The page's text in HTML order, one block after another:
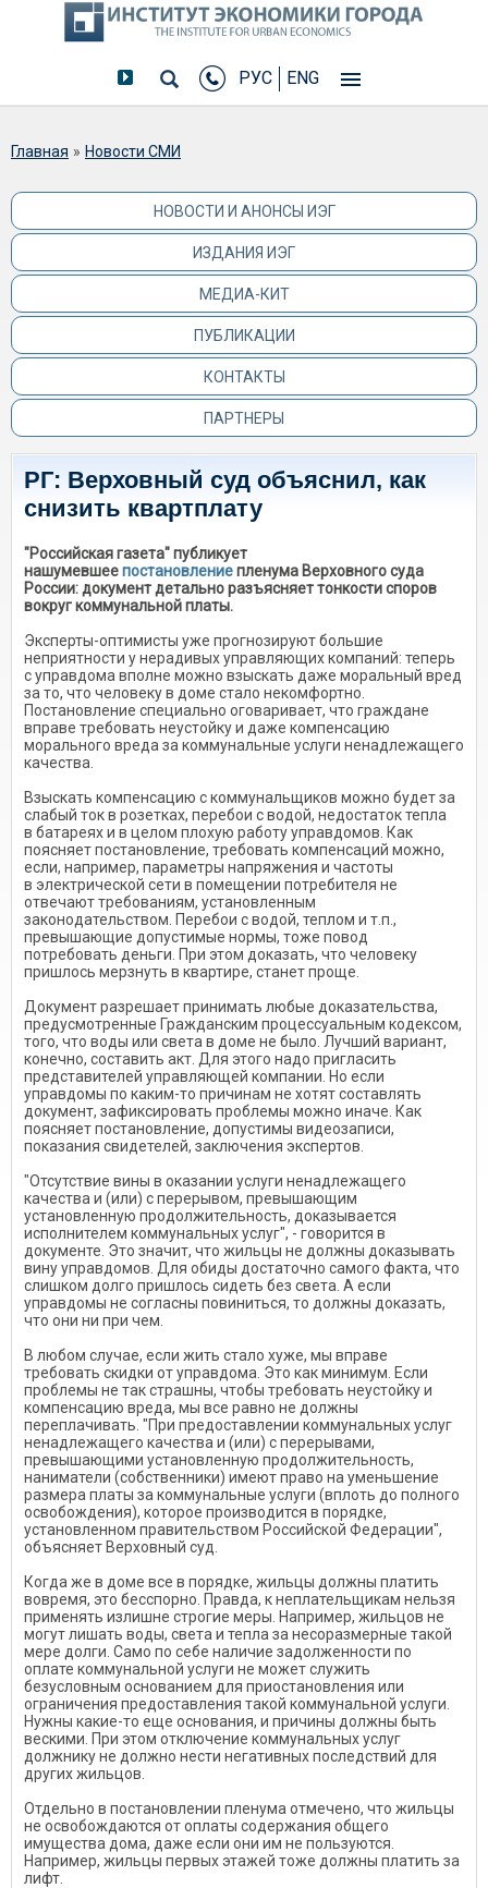
РУС ENG
Вы здесь
Главная » Новости СМИ
НОВОСТИ И АНОНСЫ ИЭГ
ИЗДАНИЯ ИЭГ
МЕДИА-КИТ
ПУБЛИКАЦИИ
КОНТАКТЫ
ПАРТНЕРЫ
РГ: Верховный суд объяснил, как
снизить квартплату
"Российская газета" публикует
нашумевшеепостановлениепленума Верховного суда
России: документ детально разъясняет тонкости споров
вокруг коммунальной платы.
Эксперты-оптимисты уже прогнозируют большие
неприятности у нерадивых управляющих компаний: теперь
с управдома вполне можно взыскать даже моральный вред
за то, что человеку в доме стало некомфортно.
Постановление специально оговаривает, что граждане
вправе требовать неустойку и даже компенсацию
морального вреда за коммунальные услуги ненадлежащего
качества.
Взыскать компенсацию с коммунальщиков можно будет за
слабый ток в розетках, перебои с водой, недостаток тепла
в батареях и в целом плохую работу управдомов. Как
поясняет постановление, требовать компенсаций можно,
если, например, параметры напряжения и частоты
в электрической сети в помещении потребителя не
отвечают требованиям, установленным
законодательством. Перебои с водой, теплом и т.п.,
превышающие допустимые нормы, тоже повод
потребовать деньги. При этом доказать, что человеку
пришлось мерзнуть в квартире, станет проще.
Документ разрешает принимать любые доказательства,
предусмотренные Гражданским процессуальным кодексом,
того, что воды или света в доме не было. Лучший вариант,
конечно, составить акт. Для этого надо пригласить
представителей управляющей компании. Но если
управдомы по каким-то причинам не хотят составлять
документ, зафиксировать проблемы можно иначе. Как
поясняет постановление, допустимы видеозаписи,
показания свидетелей, заключения экспертов.
"Отсутствие вины в оказании услуги ненадлежащего
качества и (или) с перерывом, превышающим
установленную продолжительность, доказывается
исполнителем коммунальных услуг", - говорится в
документе. Это значит, что жильцы не должны доказывать
вину управдомов. Для обиды достаточно самого факта, что
слишком долго пришлось сидеть без света. А если
управдомы не согласны повиниться, то должны доказать,
что они ни при чем.
В любом случае, если жить стало хуже, мы вправе
требовать скидки от управдома. Это как минимум. Если
проблемы не так страшны, чтобы требовать неустойку и
компенсацию вреда, мы все равно не должны
переплачивать. "При предоставлении коммунальных услуг
ненадлежащего качества и (или) с перерывами,
превышающими установленную продолжительность,
наниматели (собственники) имеют право на уменьшение
размера платы за коммунальные услуги (вплоть до полного
освобождения), которое производится в порядке,
установленном правительством Российской Федерации",
объясняет Верховный суд.
Когда же в доме все в порядке, жильцы должны платить
вовремя, это бесспорно. Правда, к неплательщикам нельзя
применять излишне строгие меры. Например, жильцов не
могут лишать воды, света и тепла за несоразмерные такой
мере долги. Само по себе наличие задолженности по
оплате коммунальной услуги не может служить
безусловным основанием для приостановления или
ограничения предоставления такой коммунальной услуги.
Нужны какие-то еще основания, и причины должны быть
вескими. При этом отключение коммунальных услуг
должнику не должно нести негативных последствий для
других жильцов.
Отдельно в постановлении пленума отмечено, что жильцы
не освобождаются от оплаты содержания общего
имущества дома, даже если они им не пользуются.
Например, жильцы первых этажей тоже должны платить за
лифт.